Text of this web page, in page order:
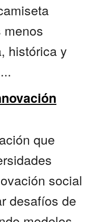
menos
histórica y
que
social
desafíos de